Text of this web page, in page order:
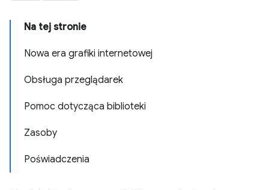
Na tej stronie
Nowa era grafiki internetowej
Obsługa przeglądarek
Pomoc dotycząca biblioteki
Zasoby
Poświadczenia